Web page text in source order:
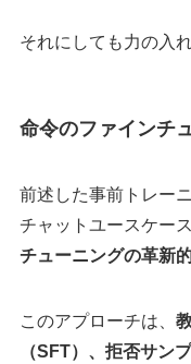
それにしても力の入
命令のファインチ
前述した事前トレー
チャットユースケー
チューニングの革新
このアプローチは、
（SFT）、拒否サン